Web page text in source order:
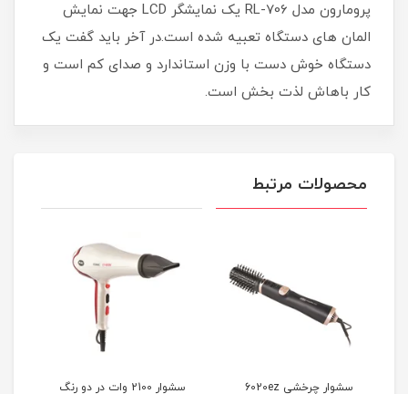
پرومارون مدل RL-706 یک نمایشگر LCD جهت نمایش
المان های دستگاه تعبیه شده است.در آخر باید گفت یک
دستگاه خوش دست با وزن استاندارد و صدای کم است و
کار باهاش لذت بخش است.
محصولات مرتبط
سشوار چرخشی 6020ez سشوار 2100 وات در دو رنگ